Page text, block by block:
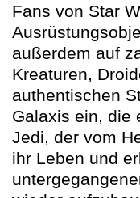
Fans von Star
außerdem auf
Kreaturen,
authentischen
Galaxis ein, die
Jedi, der vom
ihr Leben und